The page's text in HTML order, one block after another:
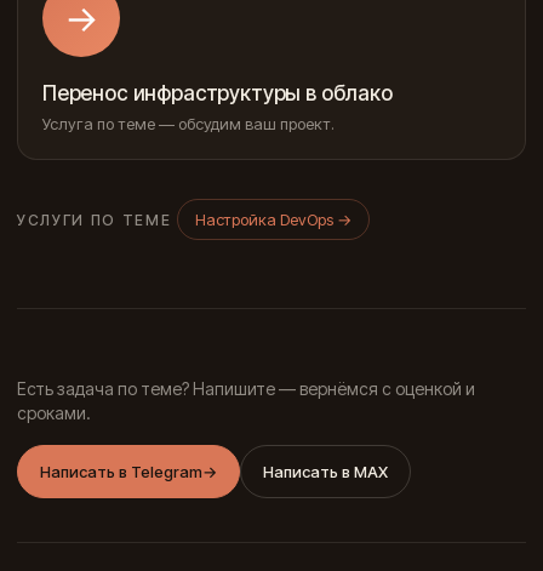
→
Перенос инфраструктуры в облако
Услуга по теме — обсудим ваш проект.
УСЛУГИ ПО ТЕМЕ Настройка DevOps →
Есть задача по теме? Напишите — вернёмся с оценкой и
сроками.
Написать в Telegram→ Написать в MAX